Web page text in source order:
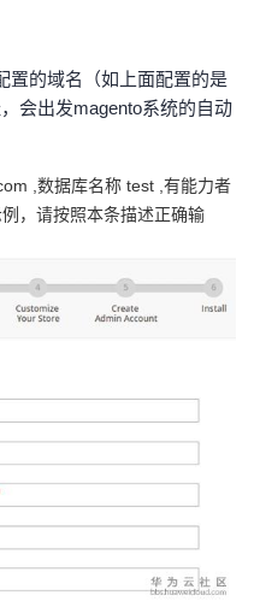
置的域名（如上面配置的是
会出发magento系统的自动
,数据库名称 test ,有能力者
，请按照本条描述正确输